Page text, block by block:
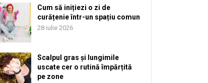
Cum să inițiezi o zi de
curățenie într-un spațiu comun
28 iulie 2026
Scalpul gras și lungimile
uscate cer o rutină împărțită
pe zone